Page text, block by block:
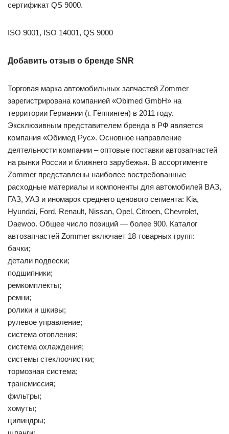
сертификат QS 9000.
ISO 9001, ISO 14001, QS 9000
Добавить отзыв о бренде SNR
Торговая марка автомобильных запчастей Zommer
зарегистрирована компанией «Obimed GmbH» на
территории Германии (г. Гёппинген) в 2011 году.
Эксклюзивным представителем бренда в РФ является
компания «Обимед Рус». Основное направление
деятельности компании – оптовые поставки автозапчастей
на рынки России и ближнего зарубежья. В ассортименте
Zommer представлены наиболее востребованные
расходные материалы и компоненты для автомобилей ВАЗ,
ГАЗ, УАЗ и иномарок среднего ценового сегмента: Kia,
Hyundai, Ford, Renault, Nissan, Opel, Citroen, Chevrolet,
Daewoo. Общее число позиций — более 900. Каталог
автозапчастей Zommer включает 18 товарных групп:
бачки;
детали подвески;
подшипники;
ремкомплекты;
ремни;
ролики и шкивы;
рулевое управление;
система отопления;
система охлаждения;
системы стеклоочистки;
тормозная система;
трансмиссия;
фильтры;
хомуты;
цилиндры;